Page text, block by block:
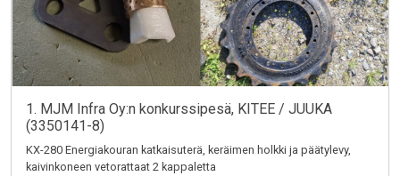
1. MJM Infra Oy:n konkurssipesä, KITEE / JUUKA
(3350141-8)
KX-280 Energiakouran katkaisuterä, keräimen holkki ja päätylevy,
kaivinkoneen vetorattaat 2 kappaletta